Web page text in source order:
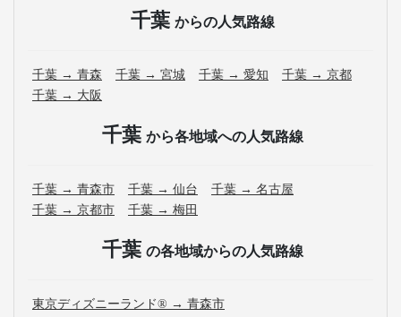
千葉 からの人気路線
千葉 → 青森 千葉 → 宮城 千葉 → 愛知
千葉 → 京都
千葉 → 大阪
千葉 から各地域への人気路線
千葉 → 青森市 千葉 → 仙台
千葉 → 名古屋
千葉 → 京都市
千葉 → 梅田
千葉 の各地域からの人気路線
東京ディズニーランド® → 青森市